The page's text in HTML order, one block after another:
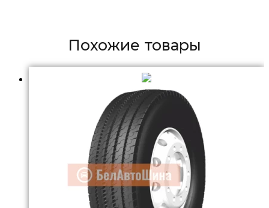
Похожие товары